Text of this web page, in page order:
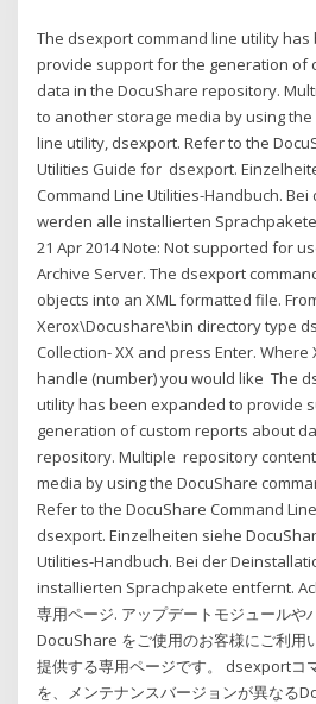
The dsexport command line utility
provide support for the generation of
data in the DocuShare repository.
to another storage media by using
line utility, dsexport. Refer to the
Utilities Guide for dsexport.
Command Line Utilities-Handbuch.
werden alle installierten
21 Apr 2014 Note: Not supported for
Archive Server. The dsexport
objects into an XML formatted file.
Xerox\Docushare\bin directory type
Collection- XX and press Enter. Where
handle (number) you would like The
utility has been expanded to provide
generation of custom reports about
repository. Multiple repository
media by using the DocuShare
Refer to the DocuShare Command
dsexport. Einzelheiten siehe
Utilities-Handbuch. Bei der
installierten Sprachpakete entfernt.
専用ページ. アップデートモジュールや
DocuShare をご使用のお客様にご利用
提供する専用ページです。 dsexportコ
を、メンテナンスバージョンが異なる